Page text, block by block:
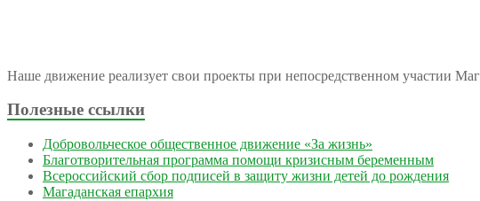
Наше движение реализует свои проекты при непосредственном участии
Полезные ссылки
Добровольческое общественное движение «За жизнь»
Благотворительная программа помощи кризисным беременным
Всероссийский сбор подписей в защиту жизни детей до рождения
Магаданская епархия